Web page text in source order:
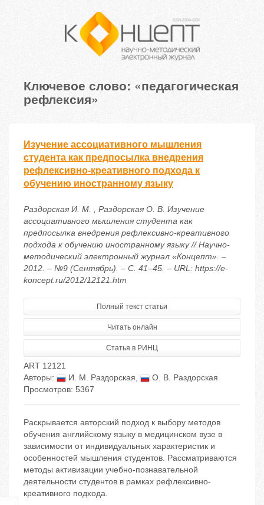
Ключевое слово: «педагогическая
рефлексия»
Изучение ассоциативного мышления
студента как предпосылка внедрения
рефлексивно-креативного подхода к
обучению иностранному языку
Раздорская И. М. , Раздорская О. В. Изучение
ассоциативного мышления студента как
предпосылка внедрения рефлексивно-креативного
подхода к обучению иностранному языку // Научно-
методический электронный журнал «Концепт». –
2012. – №9 (Сентябрь). – С. 41–45. – URL: https://e-
koncept.ru/2012/12121.htm
Полный текст статьи
Читать онлайн
Статья в РИНЦ
ART 12121
Авторы:
И. М. Раздорская,
О. В. Раздорская
Просмотров: 5367
Раскрывается авторский подход к выбору методов
обучения английскому языку в медицинском вузе в
зависимости от индивидуальных характеристик и
особенностей мышления студентов. Рассматриваются
методы активизации учебно-познавательной
деятельности студентов в рамках рефлексивно-
креативного подхода.